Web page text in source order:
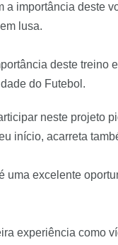
a importância deste
lusa.
deste treino
do Futebol.
neste projeto
início, acarreta
uma excelente
experiência como